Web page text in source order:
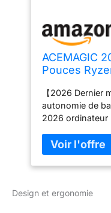
ACEMAGIC
Pouces
M.2 SSD
Ordinateur
【2026 Dernier
autonomie de
2026 ordinateur
doté de 8 cœurs
fréquence turbo
cœur graphique
réglable, d'un
Design et ergonomie